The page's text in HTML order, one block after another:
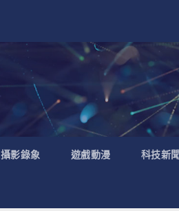
攝影錄象 遊戲動漫 科技新